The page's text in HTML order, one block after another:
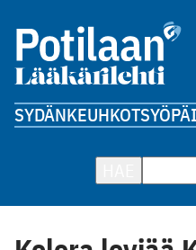
SYDÄNKEUHKOTSYÖPÄ